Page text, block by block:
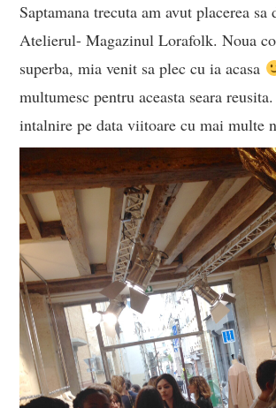
Saptamana trecuta am avut placerea sa
Atelierul- Magazinul Lorafolk. Noua
superba, mia venit sa plec cu ia acasa
multumesc pentru aceasta seara
intalnire pe data viitoare cu mai multe